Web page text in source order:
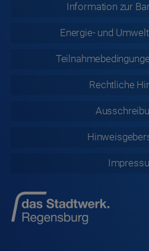
Information zur
Energie- und
Rechtliche